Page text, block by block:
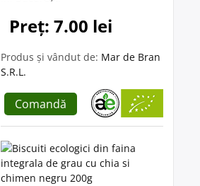
Preț: 7.00 lei
Produs și vândut de: Mar de Bran
S.R.L.
Comandă